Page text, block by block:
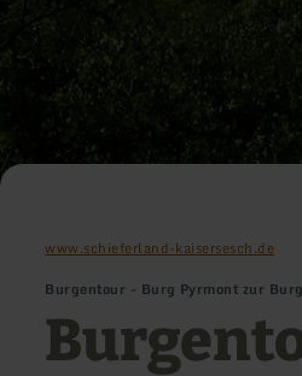
www.schieferland-kaisersesch.de
Burgentour - Burg Pyrmont zur